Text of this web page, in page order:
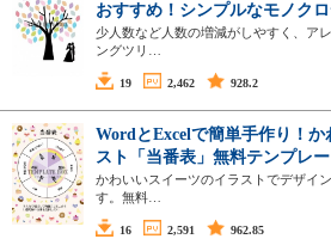
おすすめ！シンプルなモノク
少人数など人数の増減がしやすく、ア
ングツリ…
19 2,462 928.2
WordとExcelで簡単手作り！
スト「当番表」無料テンプレ
かわいいスイーツのイラストでデザイ
す。無料…
16 2,591 962.85